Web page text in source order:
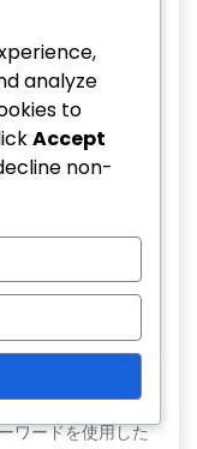
ォーマンスを向上
な状況で成功する
し、これが自信を
の技術は、試合前
によく使用されま
プは以下の通りで
。 目を閉じて、望
覚を取り入れて、
を定期的に実践す
大きなコントロー
るためのフォーカ
圧の状況下で集中
標を設定したり、
ワードを使用した
analyze
to
Accept
non-